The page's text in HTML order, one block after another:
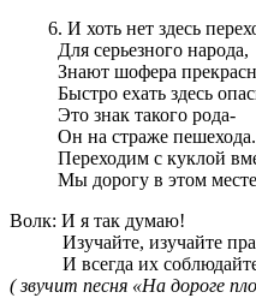
И хоть нет здесь
Для серьезного народа,
Знают шофера
Быстро ехать здесь
Это знак такого рода-
Он на страже пешехода.
Переходим с куклой
Мы дорогу в этом
Волк: И я так думаю!
Изучайте, изучайте
И всегда их соблюдайте
( звучит песня «На дороге